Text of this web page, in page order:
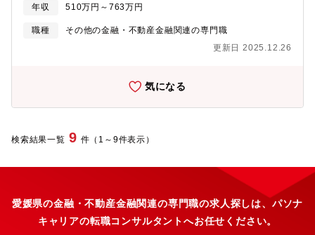
定いたします。【職務内容】基本的には現地への視察となります
ので、公共交通機関やレンタカーを使用して現地へ訪問するケー
スが多いです。内勤の場合は主に調査後の報告資料作成業務を担
当いただきます。稀にお客様への損害状況の説明を担当いただく
事故原因に関する技術■損害調査報告書の作成
年収 510万円～763万円
職種
その他の金融・不動産金融関連の専門職
更新日 2025.12.26
気になる
検索結果一覧 9 件（1～9件表示）
愛媛県の金融・不動産金融関連の専門職の求人探しは、パソナ
キャリアの転職コンサルタントへお任せください。